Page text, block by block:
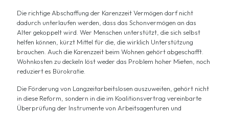
Die richtige Abschaffung der Karenzzeit Vermögen darf nicht
dadurch unterlaufen werden, dass das Schonvermögen an das
Alter gekoppelt wird. Wer Menschen unterstützt, die sich selbst
helfen können, kürzt Mittel für die, die wirklich Unterstützung
brauchen. Auch die Karenzzeit beim Wohnen gehört abgeschafft.
Wohnkosten zu deckeln löst weder das Problem hoher Mieten, noch
reduziert es Bürokratie.
Die Förderung von Langzeitarbeitslosen auszuweiten, gehört nicht
in diese Reform, sondern in die im Koalitionsvertrag vereinbarte
Überprüfung der Instrumente von Arbeitsagenturen und